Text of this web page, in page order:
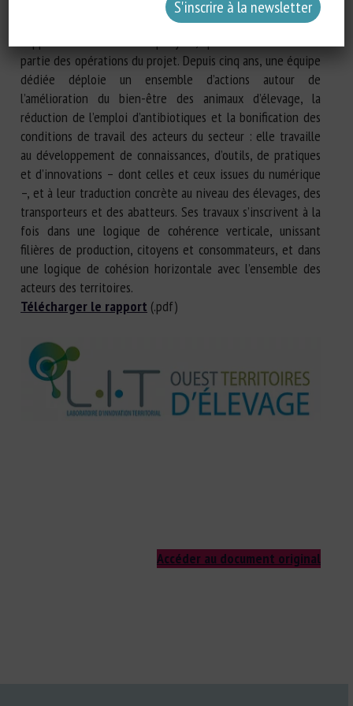
régions. Pour concrétiser cette ambition, le LIT OUESTEREL
partie des opérations du projet. Depuis cinq ans, une équipe
dédiée déploie un ensemble d’actions autour de
l’amélioration du bien-être des animaux d’élevage, la
réduction de l’emploi d’antibiotiques et la bonification des
conditions de travail des acteurs du secteur : elle travaille
au développement de connaissances, d’outils, de pratiques
et d’innovations – dont celles et ceux issues du numérique
–, et à leur traduction concrète au niveau des élevages, des
transporteurs et des abatteurs. Ses travaux s’inscrivent à la
fois dans une logique de cohérence verticale, unissant
filières de production, citoyens et consommateurs, et dans
une logique de cohésion horizontale avec l’ensemble des
acteurs des territoires.
Télécharger le rapport (.pdf)
Accéder au document original